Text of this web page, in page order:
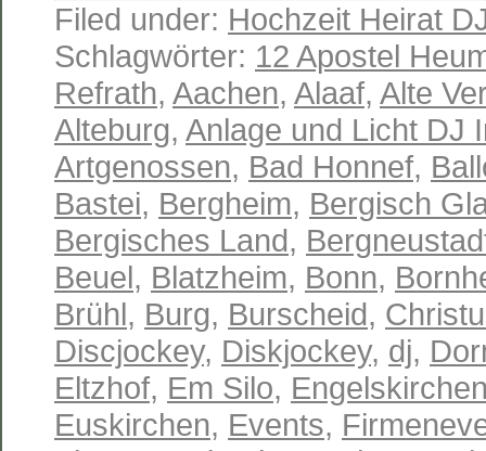
Filed under: Hochzeit Heirat
Schlagwörter: 12 Apostel
Refrath, Aachen, Alaaf, Alte
Alteburg, Anlage und Licht DJ
Artgenossen, Bad Honnef,
Bastei, Bergheim, Bergisch
Bergisches Land,
Beuel, Blatzheim, Bonn,
Brühl, Burg, Burscheid,
Discjockey, Diskjockey, dj,
Eltzhof, Em Silo,
Euskirchen, Events,